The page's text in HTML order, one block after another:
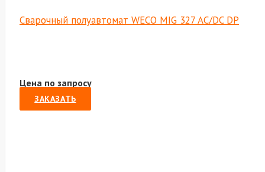
Сварочный полуавтомат WECO MIG 327 AC/DC DP
Цена по запросу
ЗАКАЗАТЬ